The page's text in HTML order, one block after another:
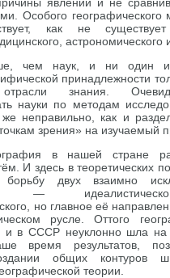
Особого географического
как не существует
астрономического и
чем наук, и ни один
принадлежности
отрасли знания.
науки по методам
же неправильно, как и
зрения» на изучаемый
в нашей стране
И здесь в теоретических
двух взаимно
—
но главное её
русле. Оттого
и в СССР неуклонно шла
время результатов,
общих контуров
теории.